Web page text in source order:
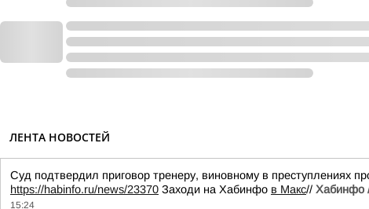
ЛЕНТА НОВОСТЕЙ
Суд подтвердил приговор тренеру, виновному в преступлениях
https://habinfo.ru/news/23370 Заходи на Хабинфо в Макс// Хабинфо
15:24